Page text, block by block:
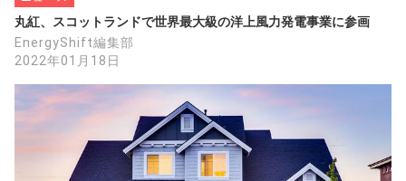
丸紅、スコットランドで世界最大級の洋上風力発電事業に参画
EnergyShift編集部
2022年01月18日